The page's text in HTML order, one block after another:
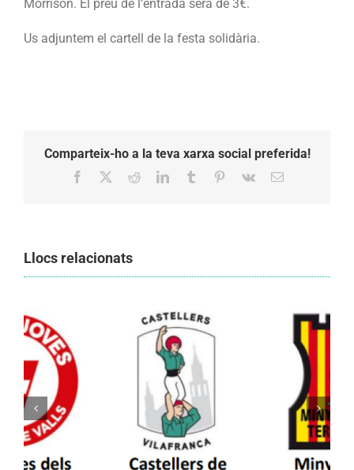
Morrison. El preu de l’entrada serà de 3€.
Us adjuntem el cartell de la festa solidària.
Comparteix-ho a la teva xarxa social preferida!
Facebook RedditLinkedInTumblr Pinterest
Vk Email:
Llocs relacionats
Els Castellers de Vilafranca unieixen tradició i
patrimoni en un viatge de colla a la Vall
d’Aran i a la Vall de Boí